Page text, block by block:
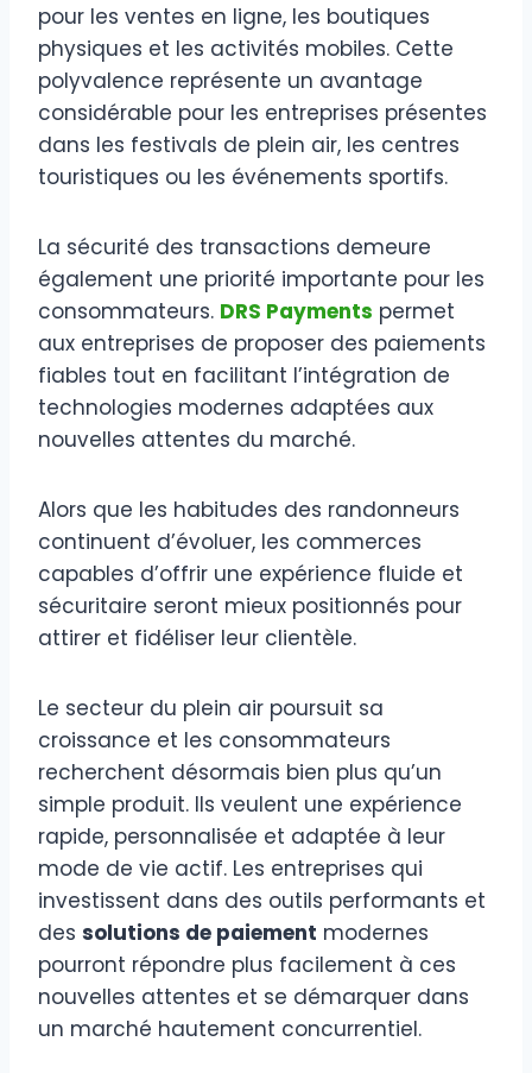
pour les ventes en ligne, les boutiques
physiques et les activités mobiles. Cette
polyvalence représente un avantage
considérable pour les entreprises présentes
dans les festivals de plein air, les centres
touristiques ou les événements sportifs.
La sécurité des transactions demeure
également une priorité importante pour les
consommateurs. DRS Payments permet
aux entreprises de proposer des paiements
fiables tout en facilitant l’intégration de
technologies modernes adaptées aux
nouvelles attentes du marché.
Alors que les habitudes des randonneurs
continuent d’évoluer, les commerces
capables d’offrir une expérience fluide et
sécuritaire seront mieux positionnés pour
attirer et fidéliser leur clientèle.
Le secteur du plein air poursuit sa
croissance et les consommateurs
recherchent désormais bien plus qu’un
simple produit. Ils veulent une expérience
rapide, personnalisée et adaptée à leur
mode de vie actif. Les entreprises qui
investissent dans des outils performants et
des solutions de paiement modernes
pourront répondre plus facilement à ces
nouvelles attentes et se démarquer dans
un marché hautement concurrentiel.